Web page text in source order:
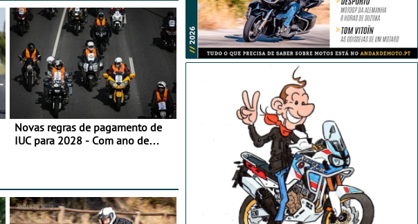
Novas regras de pagamento de
IUC para 2028 - Com ano de